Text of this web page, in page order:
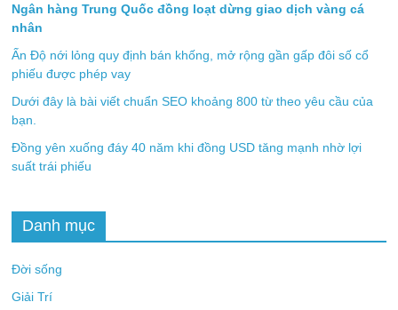
Ngân hàng Trung Quốc đồng loạt dừng giao dịch vàng cá
nhân
Ấn Độ nới lỏng quy định bán khống, mở rộng gần gấp đôi số cổ
phiếu được phép vay
Dưới đây là bài viết chuẩn SEO khoảng 800 từ theo yêu cầu của
bạn.
Đồng yên xuống đáy 40 năm khi đồng USD tăng mạnh nhờ lợi
suất trái phiếu
Danh mục
Đời sống
Giải Trí